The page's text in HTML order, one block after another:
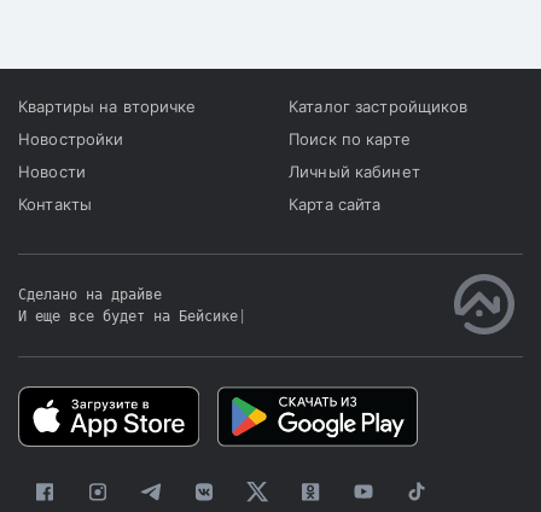
Квартиры на вторичке
Новостройки
Новости
Контакты
Каталог застройщиков
Поиск по карте
Личный кабинет
Карта сайта
Сделано на драйве
И еще все будет на Бейсике